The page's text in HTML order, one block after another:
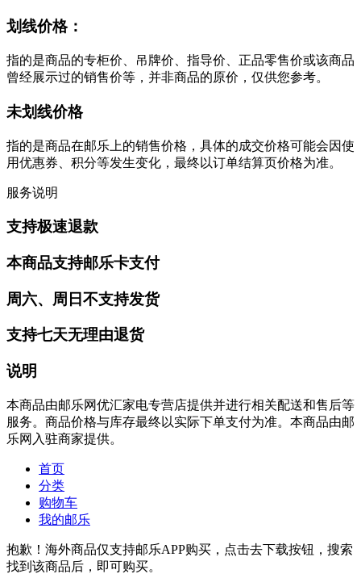
划线价格：
指的是商品的专柜价、吊牌价、指导价、正品零售价或该商品
曾经展示过的销售价等，并非商品的原价，仅供您参考。
未划线价格
指的是商品在邮乐上的销售价格，具体的成交价格可能会因使
用优惠券、积分等发生变化，最终以订单结算页价格为准。
服务说明
支持极速退款
本商品支持邮乐卡支付
周六、周日不支持发货
支持七天无理由退货
说明
本商品由邮乐网优汇家电专营店提供并进行相关配送和售后等
服务。商品价格与库存最终以实际下单支付为准。本商品由邮
乐网入驻商家提供。
首页
分类
购物车
我的邮乐
抱歉！海外商品仅支持邮乐APP购买，点击去下载按钮，搜索
找到该商品后，即可购买。